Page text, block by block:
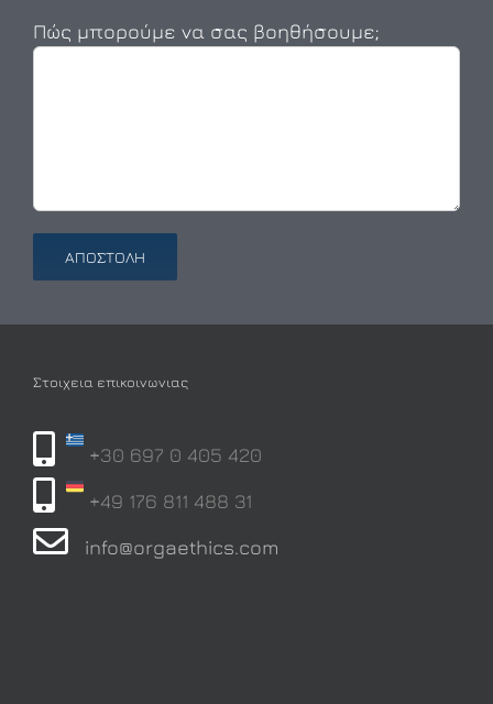
Πώς μπορούμε να σας βοηθήσουμε;
Στοιχεια επικοινωνιας
+30 697 0 405 420
+49 176 811 488 31
info@orgaethics.com